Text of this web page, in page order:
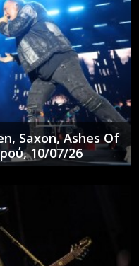
Saxon, Ashes Of
10/07/26